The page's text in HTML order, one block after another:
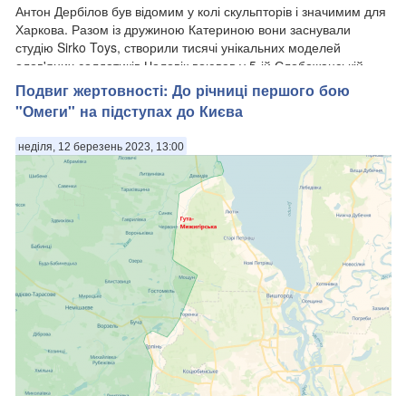
Антон Дербілов був відомим у колі скульпторів і значимим для
Харкова. Разом із дружиною Катериною вони заснували
студію Sirko Toys, створили тисячі унікальних моделей
олов'яних солдатиків.Чоловік воював у 5-ій Слобожанській
бригаді НГУ з лютого 2022 року.
Подвиг жертовності: До річниці першого бою
"Омеги" на підступах до Києва
неділя, 12 березень 2023, 13:00